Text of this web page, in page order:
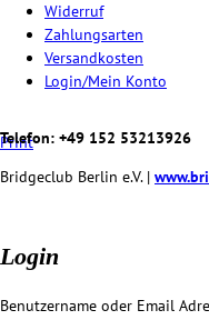
Widerruf
Zahlungsarten
Versandkosten
Login/Mein Konto
Print
Telefon: +49 152 53213926
Bridgeclub Berlin e.V. |
Login
Benutzername oder Email